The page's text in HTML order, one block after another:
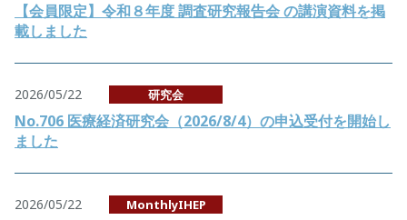
【会員限定】令和８年度 調査研究報告会 の講演資料を掲
載しました
2026/05/22 研究会
No.706 医療経済研究会（2026/8/4）の申込受付を開始し
ました
2026/05/22 MonthlyIHEP